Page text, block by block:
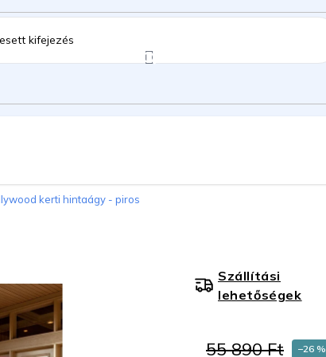
kerti hintaágy - piros
55 890 Ft –26 %
Szállítási
lehetőségek